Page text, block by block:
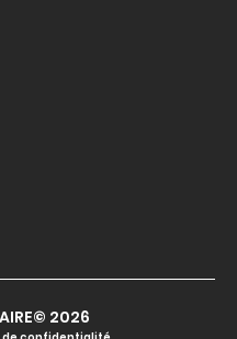
2026